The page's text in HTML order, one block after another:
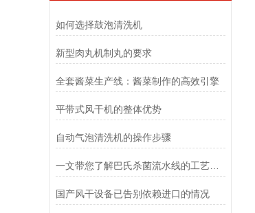
如何选择鼓泡清洗机
新型肉丸机制丸的要求
全套酱菜生产线：酱菜制作的高效引擎
平带式风干机的整体优势
自动气泡清洗机的操作步骤
一文带您了解巴氏杀菌流水线的工艺流程
国产风干设备已告别依赖进口的情况